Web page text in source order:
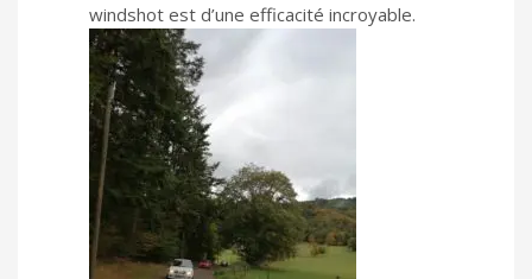
windshot est d’une efficacité incroyable.